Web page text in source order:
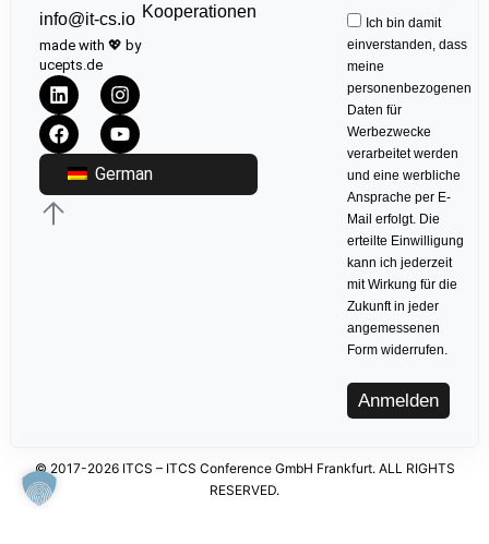
info@it-cs.io
made with 💖 by
ucepts.de
German
Kooperationen
Ich bin damit
einverstanden, dass
meine
personenbezogenen
Daten für
Werbezwecke
verarbeitet werden
und eine werbliche
Ansprache per E-
Mail erfolgt. Die
erteilte Einwilligung
kann ich jederzeit
mit Wirkung für die
Zukunft in jeder
angemessenen
Form widerrufen.
Anmelden
© 2017-2026 ITCS – ITCS Conference GmbH Frankfurt. ALL RIGHTS
RESERVED.